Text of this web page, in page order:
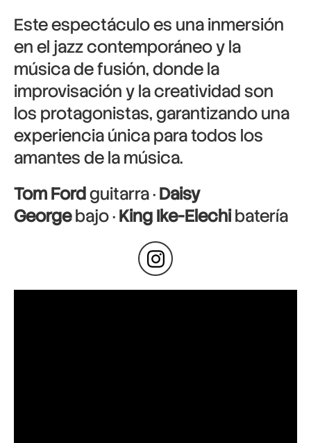
Este espectáculo es una inmersión
en el jazz contemporáneo y la
música de fusión, donde la
improvisación y la creatividad son
los protagonistas, garantizando una
experiencia única para todos los
amantes de la música.
Tom Fordguitarra ·Daisy
Georgebajo ·King Ike-Elechibatería